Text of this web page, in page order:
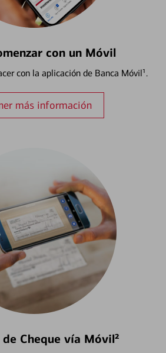
con un Móvil
con la aplicación de Banca Móvil¹.
más información
Cheque vía Móvil²